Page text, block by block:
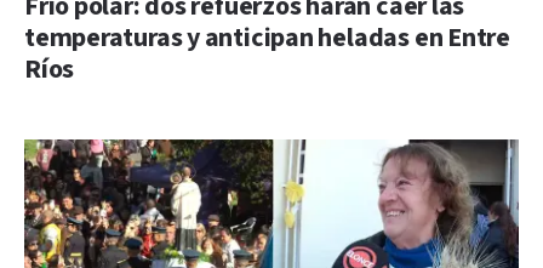
temperaturas y anticipan heladas en Entre
Ríos